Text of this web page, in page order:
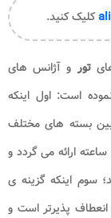
کلیک کنید.
تور و آژانس های
است: اول اینکه
بسته های مختلف
وجود دارد؛ دوم اینکه خدمات پشتیبانی به صورت ۲۴ ساعته ارائه می گردد و
سوم اینکه گزینه ی
انعطاف پذیرتر است و